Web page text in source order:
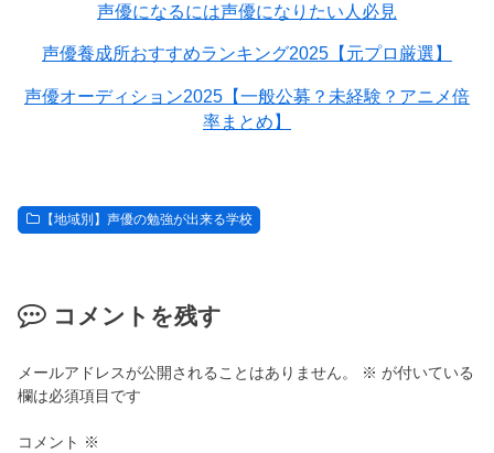
声優になるには声優になりたい人必見
声優養成所おすすめランキング2025【元プロ厳選】
声優オーディション2025【一般公募？未経験？アニメ倍
率まとめ】
【地域別】声優の勉強が出来る学校
コメントを残す
メールアドレスが公開されることはありません。 ※ が付いている
欄は必須項目です
コメント ※